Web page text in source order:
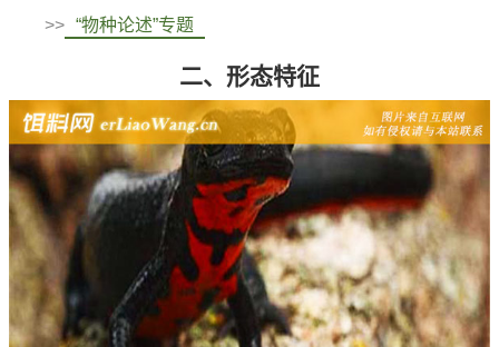
>> “物种论述”专题
二、形态特征